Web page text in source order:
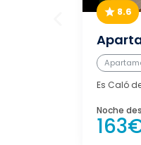
8.6
Es Caló
Noche